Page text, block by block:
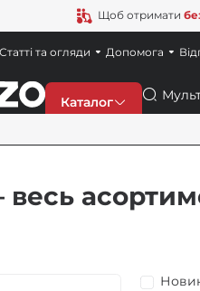
Щоб отримати
Каталог
Новинки
Пошук
Статті та огляди Допомога
весь